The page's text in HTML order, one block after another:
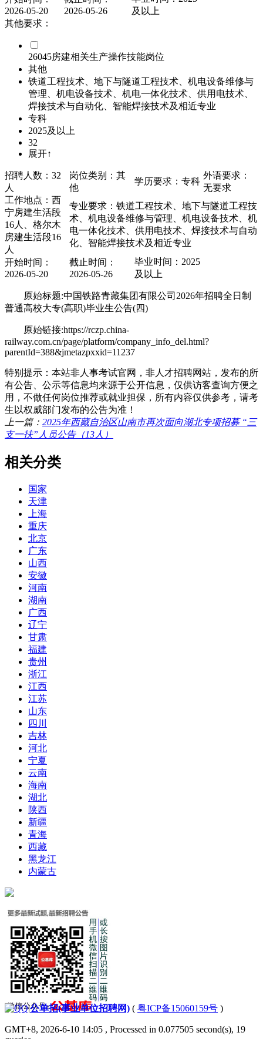
2026-05-20
2026-05-26
及以上
其他要求：
26045房建相关生产操作技能岗位
其他
铁道工程技术、地下与隧道工程技术、机电设备维修与
管理、机电设备技术、机电一体化技术、供用电技术、
焊接技术与自动化、智能焊接技术及相近专业
专科
2025及以上
32
展开↑
招聘人数：32
人
岗位类别：其
他
学历要求：专科
外语要求：
无要求
工作地点：西
宁房建生活段
16人、格尔木
房建生活段16
人
专业要求：铁道工程技术、地下与隧道工程技
术、机电设备维修与管理、机电设备技术、机
电一体化技术、供用电技术、焊接技术与自动
化、智能焊接技术及相近专业
开始时间：
2026-05-20
截止时间：
2026-05-26
毕业时间：2025
及以上
原始标题:中国铁路青藏集团有限公司2026年招聘全日制
普通高校大专(高职)毕业生公告(四)
原始链接:https://rczp.china-
railway.com.cn/page/platform/company_info_del.html?
parentId=388&jmetazpxxid=11237
特别提示：本站非人事考试官网，非人才招聘网站，发布的所
有公告、公示等信息均来源于公开信息，仅供访客查询方便之
用，不做任何岗位推荐或就业担保，所有内容仅供参考，请考
生以权威部门发布的公告为准！
上一篇： 2025年西藏自治区山南市再次面向湖北专项招募 “三
支一扶”人员公告（13人）
相关分类
国家
天津
上海
重庆
北京
广东
山西
安徽
河南
湖南
广西
辽宁
甘肃
福建
贵州
浙江
江西
江苏
山东
四川
吉林
河北
宁夏
云南
海南
湖北
陕西
新疆
青海
西藏
黑龙江
内蒙古
|公单招(事业单位招聘网) ( 粤ICP备15060159号 )
GMT+8, 2026-6-10 14:05 , Processed in 0.077505 second(s), 19